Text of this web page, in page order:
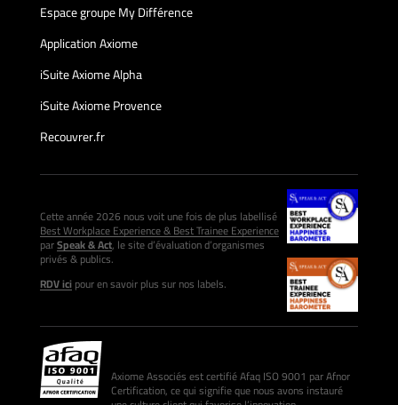
Espace groupe My Différence
Application Axiome
iSuite Axiome Alpha
iSuite Axiome Provence
Recouvrer.fr
Cette année 2026 nous voit une fois de plus labellisé
Best Workplace Experience & Best Trainee Experience
parSpeak & Act, le site d’évaluation d’organismes
privés & publics.
RDV icipour en savoir plus sur nos labels.
Axiome Associés est certifié Afaq ISO 9001 par Afnor
Certification, ce qui signifie que nous avons instauré